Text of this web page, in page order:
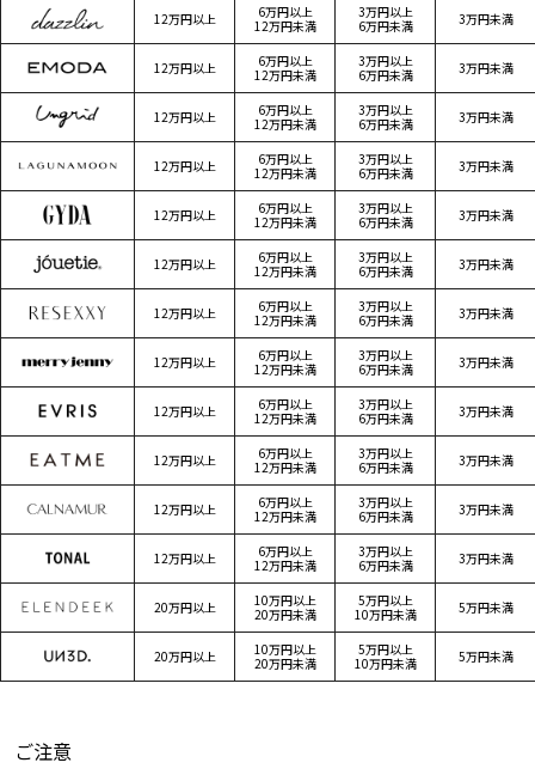
12万円以上
6万円以上
12万円未満
3万円以上
6万円未満
3万円未満
12万円以上
6万円以上
12万円未満
3万円以上
6万円未満
3万円未満
12万円以上
6万円以上
12万円未満
3万円以上
6万円未満
3万円未満
12万円以上
6万円以上
12万円未満
3万円以上
6万円未満
3万円未満
12万円以上
6万円以上
12万円未満
3万円以上
6万円未満
3万円未満
12万円以上
6万円以上
12万円未満
3万円以上
6万円未満
3万円未満
12万円以上
6万円以上
12万円未満
3万円以上
6万円未満
3万円未満
12万円以上
6万円以上
12万円未満
3万円以上
6万円未満
3万円未満
12万円以上
6万円以上
12万円未満
3万円以上
6万円未満
3万円未満
12万円以上
6万円以上
12万円未満
3万円以上
6万円未満
3万円未満
12万円以上
6万円以上
12万円未満
3万円以上
6万円未満
3万円未満
12万円以上
6万円以上
12万円未満
3万円以上
6万円未満
3万円未満
20万円以上
10万円以上
20万円未満
5万円以上
10万円未満
5万円未満
20万円以上
10万円以上
20万円未満
5万円以上
10万円未満
5万円未満
ご注意